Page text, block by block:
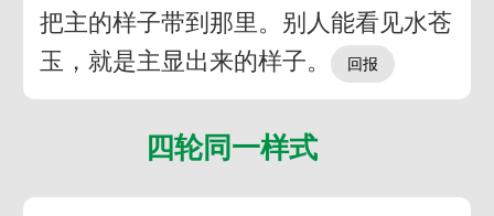
把主的样子带到那里。别人能看见水苍
玉，就是主显出来的样子。
四轮同一样式